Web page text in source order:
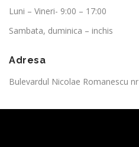
Luni – Vineri- 9:00 – 17:00
Sambata, duminica – inchis
Adresa
Bulevardul Nicolae Romanescu